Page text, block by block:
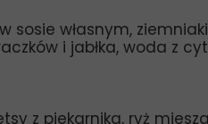
sosie własnym,
i jabłka, woda z
z piekarnika, ryż